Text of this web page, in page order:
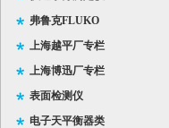
弗鲁克FLUKO
上海越平厂专栏
上海博迅厂专栏
表面检测仪
电子天平衡器类